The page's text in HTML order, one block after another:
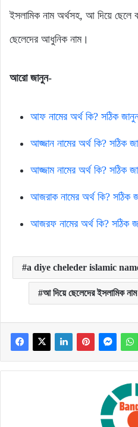
ইসলামিক নাম অর্থসহ, আ দিয়ে ছেলে
ছেলেদের আধুনিক নাম।
আরো জানুন-
আফ নামের অর্থ কি? সঠিক
আজ্জান নামের অর্থ কি?
আজ্জাম নামের অর্থ কি?
আজরাক নামের অর্থ কি?
আজরফ নামের অর্থ কি?
a diye cheleder islamic
আ দিয়ে ছেলেদের ইসলামিক নাম